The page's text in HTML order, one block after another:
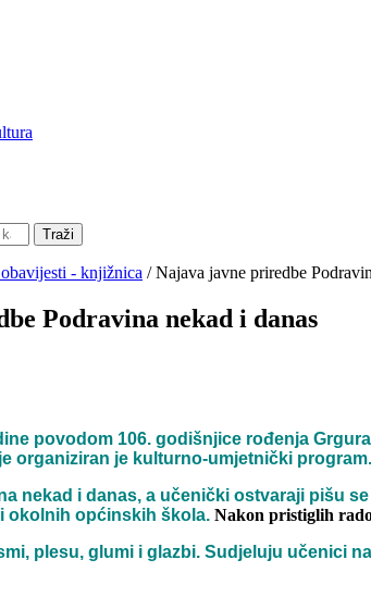
Traži
- knjižnica / Najava javne priredbe
Podravina nekad i danas
povodom 106. godišnjice rođenja
organiziran je kulturno-umjetnički program.
nekad i danas, a učenički ostvaraji pišu
okolnih općinskih škola. Nakon pristiglih
plesu, glumi i glazbi. Sudjeluju učenici